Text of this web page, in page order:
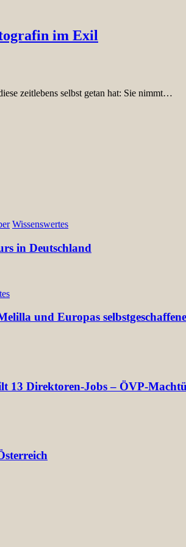
im Exil
zeitlebens selbst getan hat: Sie nimmt…
Wissenswertes
in Deutschland
und Europas
13 Direktoren-Jobs – ÖVP-